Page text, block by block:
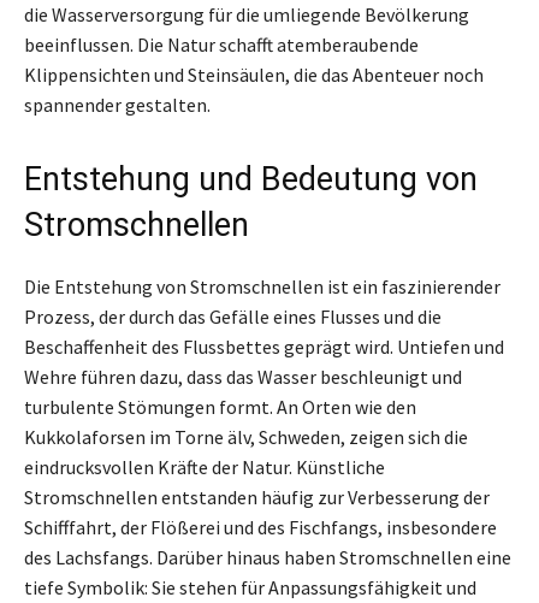
die Wasserversorgung für die umliegende Bevölkerung
beeinflussen. Die Natur schafft atemberaubende
Klippensichten und Steinsäulen, die das Abenteuer noch
spannender gestalten.
Entstehung und Bedeutung von
Stromschnellen
Die Entstehung von Stromschnellen ist ein faszinierender
Prozess, der durch das Gefälle eines Flusses und die
Beschaffenheit des Flussbettes geprägt wird. Untiefen und
Wehre führen dazu, dass das Wasser beschleunigt und
turbulente Stömungen formt. An Orten wie den
Kukkolaforsen im Torne älv, Schweden, zeigen sich die
eindrucksvollen Kräfte der Natur. Künstliche
Stromschnellen entstanden häufig zur Verbesserung der
Schifffahrt, der Flößerei und des Fischfangs, insbesondere
des Lachsfangs. Darüber hinaus haben Stromschnellen eine
tiefe Symbolik: Sie stehen für Anpassungsfähigkeit und